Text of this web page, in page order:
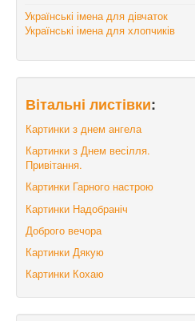
Українські імена для дівчаток
Українські імена для хлопчиків
Вітальні листівки:
Картинки з днем ангела
Картинки з Днем весілля.
Привітання.
Картинки Гарного настрою
Картинки Надобраніч
Доброго вечора
Картинки Дякую
Картинки Кохаю